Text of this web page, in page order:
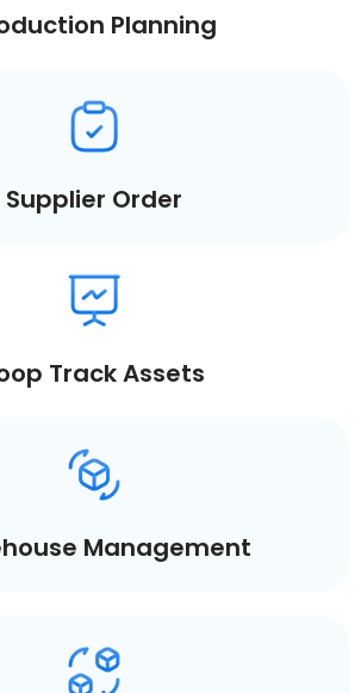
Planning
Supplier Order
Track Assets
Management